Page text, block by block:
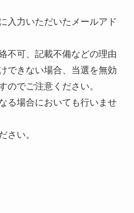
入力いただいたメールアド
不可、記載不備などの理由
できない場合、当選を無効
のでご注意ください。
る場合においても行いませ
さい。